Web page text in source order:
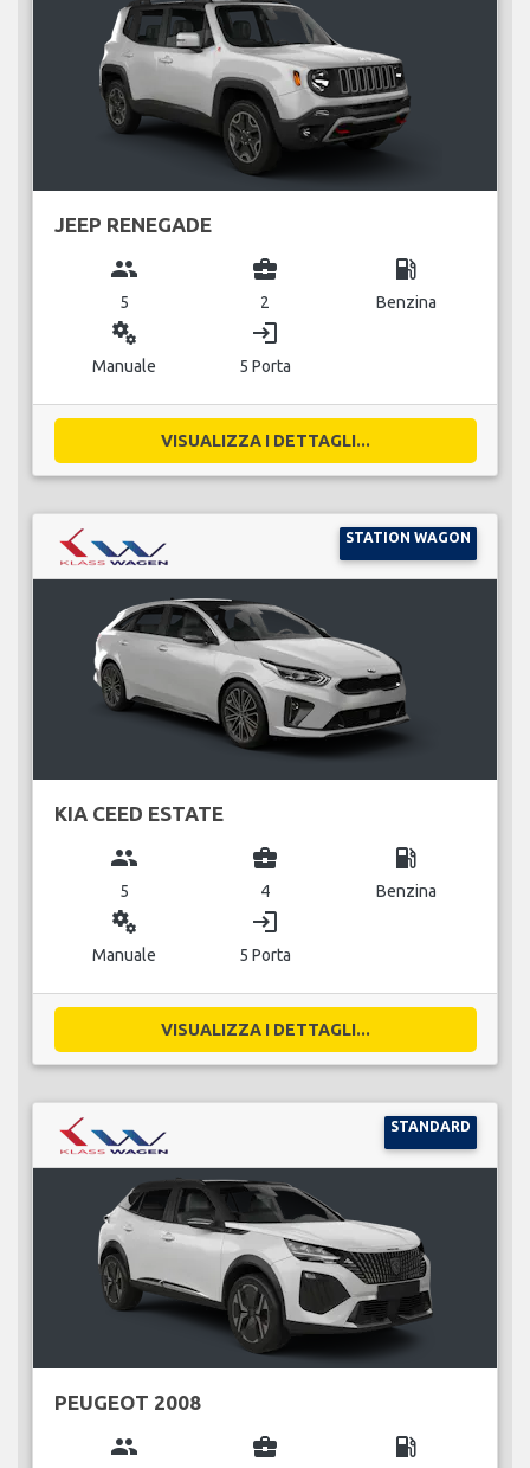
JEEP RENEGADE
group
5
business_center
2
local_gas_station
Benzina
miscellaneous_services
Manuale
login
5 Porta
VISUALIZZA I DETTAGLI...
STATION WAGON
KIA CEED ESTATE
group
5
business_center
4
local_gas_station
Benzina
miscellaneous_services
Manuale
login
5 Porta
VISUALIZZA I DETTAGLI...
STANDARD
PEUGEOT 2008
group business_center local_gas_station